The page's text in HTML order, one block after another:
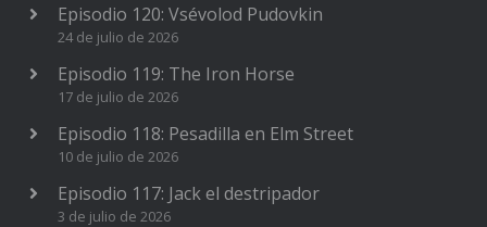
Episodio 120: Vsévolod Pudovkin
24 de julio de 2026
Episodio 119: The Iron Horse
17 de julio de 2026
Episodio 118: Pesadilla en Elm Street
10 de julio de 2026
Episodio 117: Jack el destripador
3 de julio de 2026